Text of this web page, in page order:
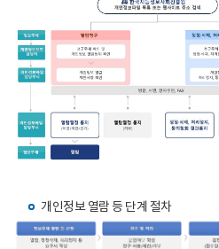
개인정보 열람 등 단계 절차